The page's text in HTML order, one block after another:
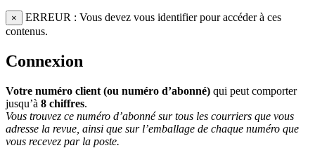
×
ERREUR : Vous devez vous identifier pour accéder à ces
contenus.
Connexion
Votre numéro client (ou numéro d’abonné) qui peut comporter
jusqu’à 8 chiffres.
Vous trouvez ce numéro d’abonné sur tous les courriers que vous
adresse la revue, ainsi que sur l’emballage de chaque numéro que
vous recevez par la poste.